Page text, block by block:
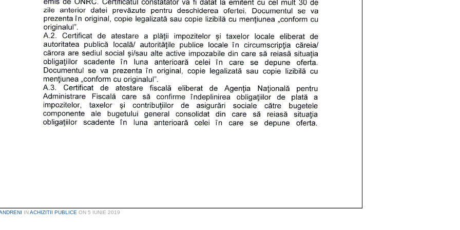
INACHIZITII PUBLICE ON 5 IUNIE 2019